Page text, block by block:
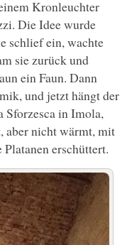
Kronleuchter
Die Idee wurde
schlief ein, wachte
sie zurück und
ein Faun. Dann
und jetzt hängt der
Sforzesca in Imola,
aber nicht wärmt, mit
erschüttert.